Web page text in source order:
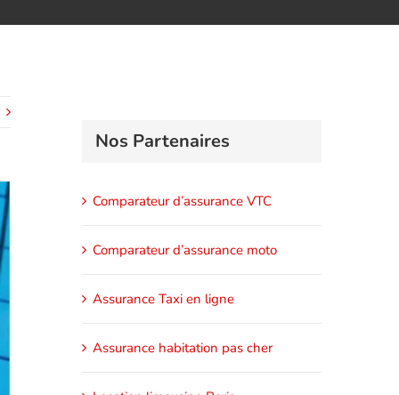
Nos Partenaires
Comparateur d’assurance VTC
Comparateur d’assurance moto
Assurance Taxi en ligne
Assurance habitation pas cher